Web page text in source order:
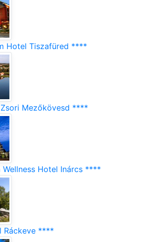
Hotel Tiszafüred ****
Mezőkövesd ****
Hotel Inárcs ****
****